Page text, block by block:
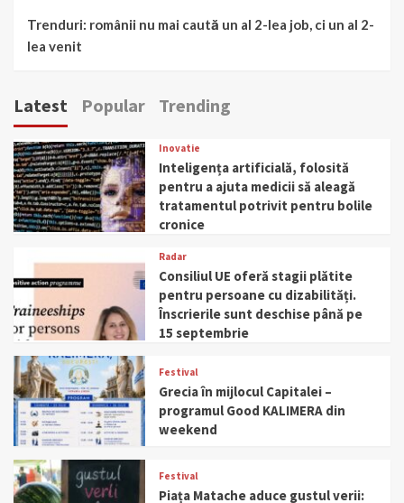
Trenduri: românii nu mai caută un al 2-lea job, ci un al 2-
lea venit
Latest Popular Trending
Inovatie
Inteligența artificială, folosită
pentru a ajuta medicii să aleagă
tratamentul potrivit pentru bolile
cronice
Radar
Consiliul UE oferă stagii plătite
pentru persoane cu dizabilități.
Înscrierile sunt deschise până pe
15 septembrie
Festival
Grecia în mijlocul Capitalei –
programul Good KALIMERA din
weekend
Festival
Piața Matache aduce gustul verii: